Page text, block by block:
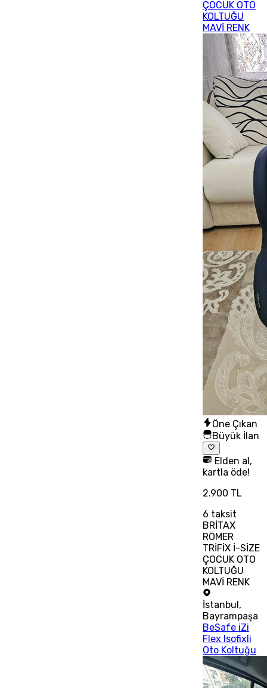
ÇOCUK OTO
KOLTUĞU
MAVİ RENK
Öne Çıkan
Büyük İlan
Elden al,
kartla öde!
2.900 TL
6 taksit
BRİTAX
RÖMER
TRİFİX İ-SİZE
ÇOCUK OTO
KOLTUĞU
MAVİ RENK
İstanbul ,
Bayrampaşa
BeSafe iZi
Flex Isofixli
Oto Koltuğu